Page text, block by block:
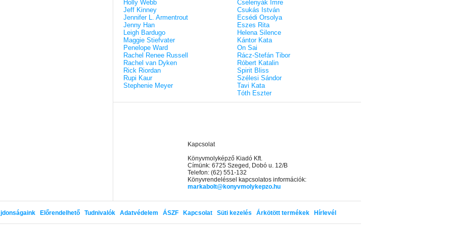
Holly Webb
Jeff Kinney
Jennifer L. Armentrout
Jenny Han
Leigh Bardugo
Maggie Stiefvater
Penelope Ward
Rachel Renee Russell
Rachel van Dyken
Rick Riordan
Rupi Kaur
Stephenie Meyer
Cselenyák Imre
Csukás István
Ecsédi Orsolya
Eszes Rita
Helena Silence
Kántor Kata
On Sai
Rácz-Stefán Tibor
Róbert Katalin
Spirit Bliss
Szélesi Sándor
Tavi Kata
Tóth Eszter
Kapcsolat
Könyvmolyképző Kiadó Kft.
Címünk: 6725 Szeged, Dobó u. 12/B
Telefon: (62) 551-132
Könyvrendeléssel kapcsolatos információk:
markabolt@konyvmolykepzo.hu
Előrendelhető Tudnivalók Adatvédelem ÁSZF Kapcsolat Süti kezelés Árkötött termékek Hírlevél